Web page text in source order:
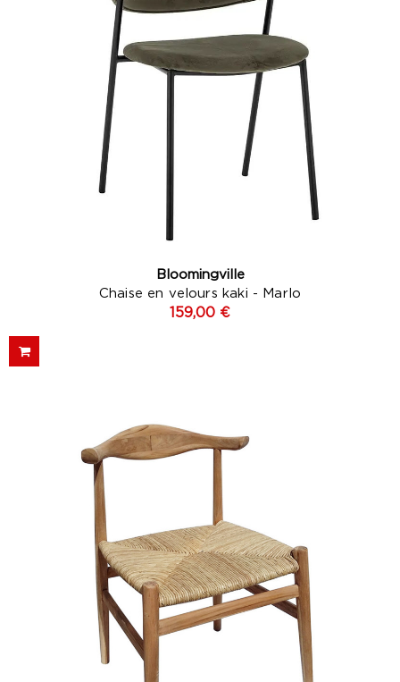
Bloomingville
Chaise en velours kaki - Marlo
159,00 €